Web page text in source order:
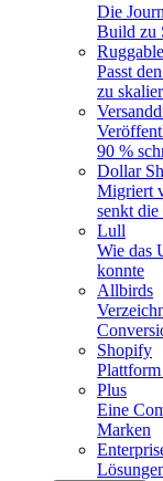
Die
Build zu
Ruggable
Passt
zu
90 %
Dollar
Migriert
senkt
Lull
Wie das
konnte
Allbirds
Shopify
Plus
Eine
Marken